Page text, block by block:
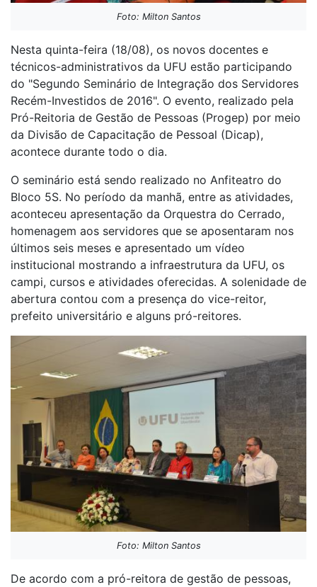
Foto: Milton Santos
Nesta quinta-feira (18/08), os novos docentes e
técnicos-administrativos da UFU estão participando
do "Segundo Seminário de Integração dos Servidores
Recém-Investidos de 2016". O evento, realizado pela
Pró-Reitoria de Gestão de Pessoas (Progep) por meio
da Divisão de Capacitação de Pessoal (Dicap),
acontece durante todo o dia.
O seminário está sendo realizado no Anfiteatro do
Bloco 5S. No período da manhã, entre as atividades,
aconteceu apresentação da Orquestra do Cerrado,
homenagem aos servidores que se aposentaram nos
últimos seis meses e apresentado um vídeo
institucional mostrando a infraestrutura da UFU, os
campi, cursos e atividades oferecidas. A solenidade de
abertura contou com a presença do vice-reitor,
prefeito universitário e alguns pró-reitores.
Foto: Milton Santos
De acordo com a pró-reitora de gestão de pessoas,